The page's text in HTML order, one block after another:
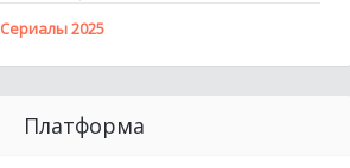
Сериалы 2025
Платформа